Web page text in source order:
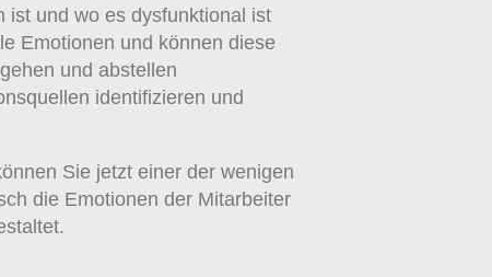
ist und wo es dysfunktional ist
Emotionen und können diese
und abstellen
identifizieren und
Sie jetzt einer der wenigen
die Emotionen der Mitarbeiter